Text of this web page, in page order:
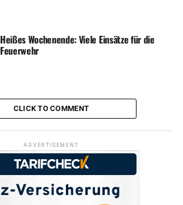
Heißes Wochenende: Viele Einsätze für die
Feuerwehr
CLICK TO COMMENT
ADVERTISEMENT